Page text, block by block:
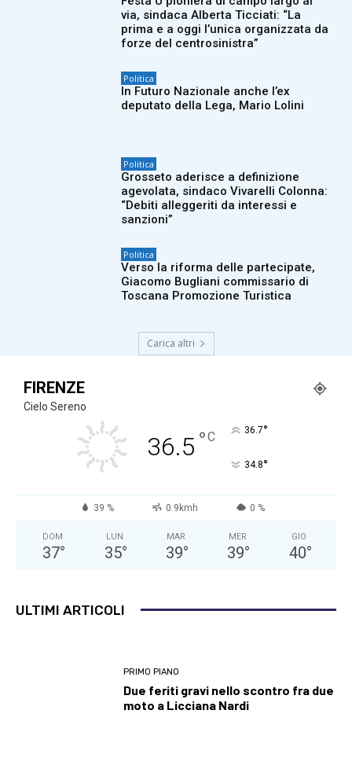
via, sindaca Alberta Ticciati: “La
prima e a oggi l’unica organizzata da
forze del centrosinistra”
Politica
In Futuro Nazionale anche l’ex
deputato della Lega, Mario Lolini
Politica
Grosseto aderisce a definizione
agevolata, sindaco Vivarelli Colonna:
“Debiti alleggeriti da interessi e
sanzioni”
Politica
Verso la riforma delle partecipate,
Giacomo Bugliani commissario di
Toscana Promozione Turistica
Carica altri
FIRENZE
Cielo Sereno
36.5 °C 36.7°
34.8°
39 % 0.9kmh 0 %
DOM
37°
LUN
35°
MAR
39°
MER
39°
GIO
40°
ULTIMI ARTICOLI
PRIMO PIANO
Due feriti gravi nello scontro fra due
moto a Licciana Nardi